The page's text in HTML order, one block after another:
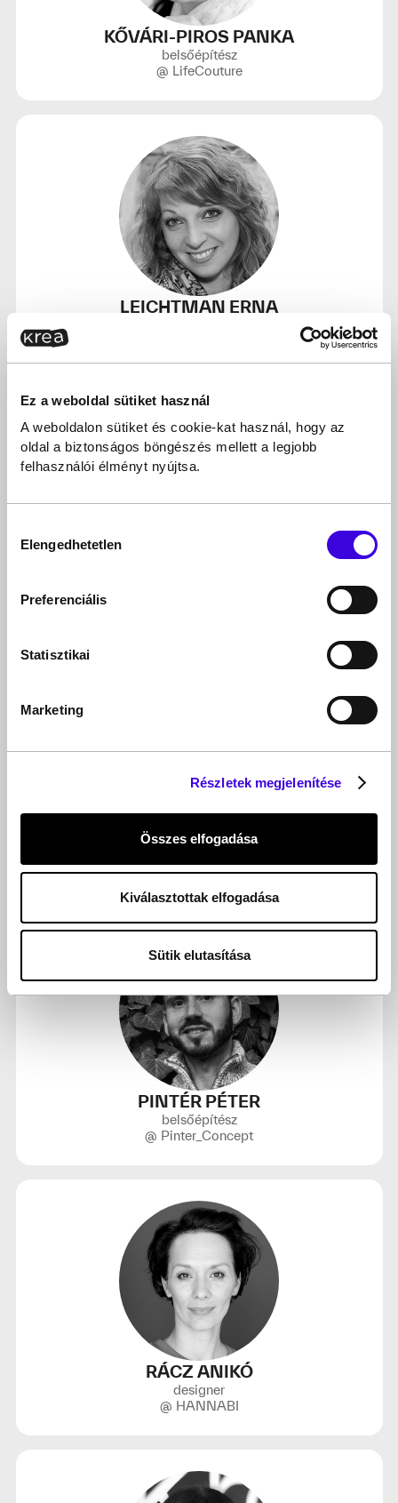
Ez a weboldal sütiket használ
A weboldalon sütiket és cookie-kat használ, hogy az
oldal a biztonságos böngészés mellett a legjobb
felhasználói élményt nyújtsa.
kiválasztása
Elengedhetetlen
Preferenciális
Statisztikai
Marketing
Részletek megjelenítése
Összes elfogadása
Kiválasztottak elfogadása
Sütik elutasítása
KŐVÁRI-PIROS PANKA
belsőépítész
@ LifeCouture
LEICHTMAN ERNA
PANDULA ANDRÁS
Építészmérnök, rehabilitációs szakmérnök
@ NT Control Bt.
PINTÉR PÉTER
belsőépítész
@ Pinter_Concept
RÁCZ ANIKÓ
designer
@ HANNABI